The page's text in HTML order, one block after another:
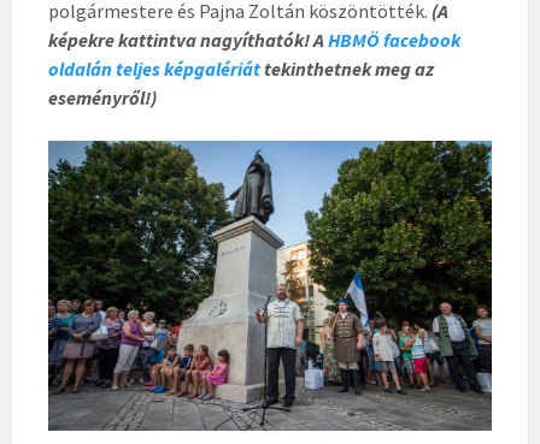
polgármestere és Pajna Zoltán köszöntötték. (A
képekre kattintva nagyíthatók! A HBMÖ facebook
oldalán teljes képgalériát tekinthetnek meg az
eseményről!)